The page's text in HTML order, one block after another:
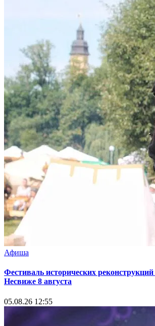
Афиша
Фестиваль исторических
Несвиже 8 августа
05.08.26 12:55